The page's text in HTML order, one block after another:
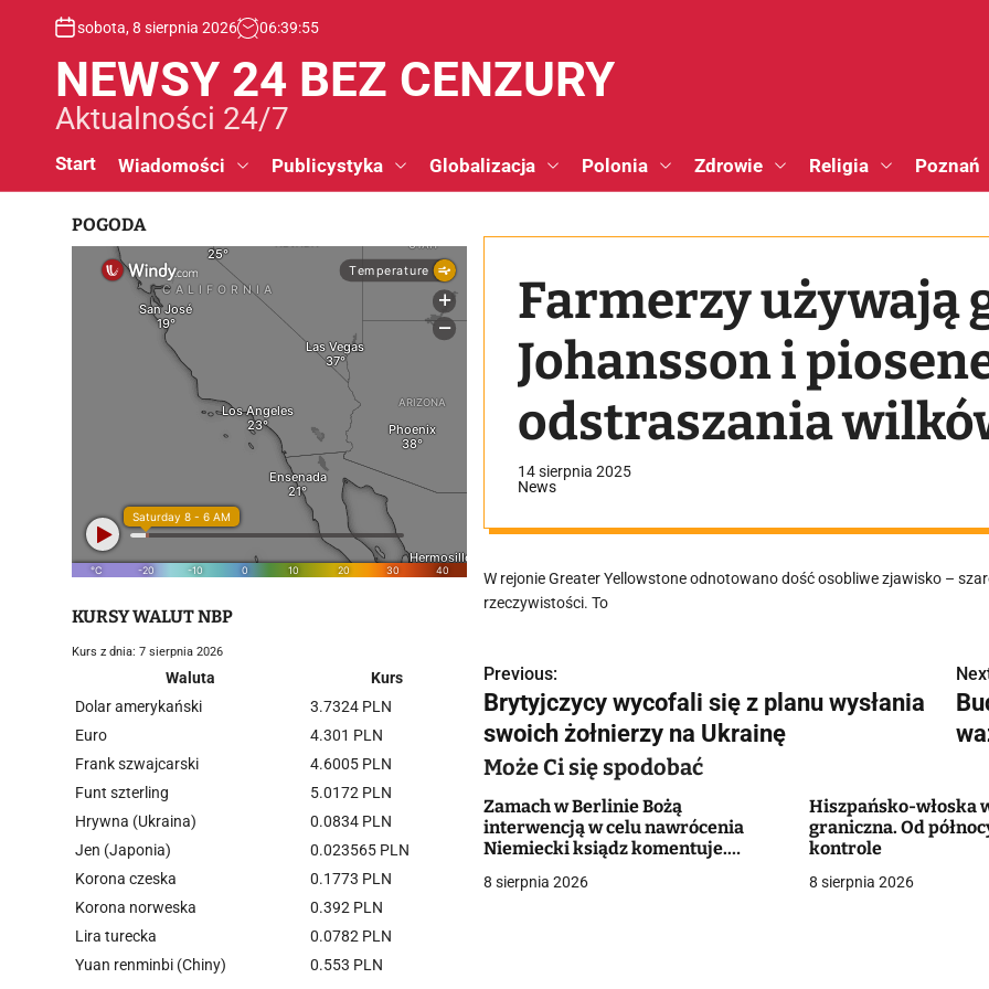
sobota, 8 sierpnia 2026 06:39:56
NEWSY 24 BEZ CENZURY
Aktualności 24/7
Start Wiadomości Publicystyka Globalizacja Polonia Zdrowie Religia Poznań
Farmerzy używają
Johansson i
odstraszania
14 sierpnia 2025
News
W rejonie Greater Yellowstone odnotowano dość osobliwe zjawisko –
rzeczywistości. To
N
a
w
i
g
a
Previous:
Brytyjczycy wycofali się z planu wysłania
swoich żołnierzy na Ukrainę
Może Ci się spodobać
Zamach w Berlinie Bożą
interwencją w celu nawrócenia
Niemiecki ksiądz komentuje.
8 sierpnia 2026
Hiszpańsko-włoska
graniczna. Od
kontrole
8 sierpnia 2026
POGODA
KURSY WALUT NBP
Kurs z dnia: 7 sierpnia 2026
Waluta
Kurs
Dolar amerykański
3.7324 PLN
Euro
4.301 PLN
Frank szwajcarski
4.6005 PLN
Funt szterling
5.0172 PLN
Hrywna (Ukraina)
0.0834 PLN
Jen (Japonia)
0.023565 PLN
Korona czeska
0.1773 PLN
Korona norweska
0.392 PLN
Lira turecka
0.0782 PLN
Yuan renminbi (Chiny)
0.553 PLN